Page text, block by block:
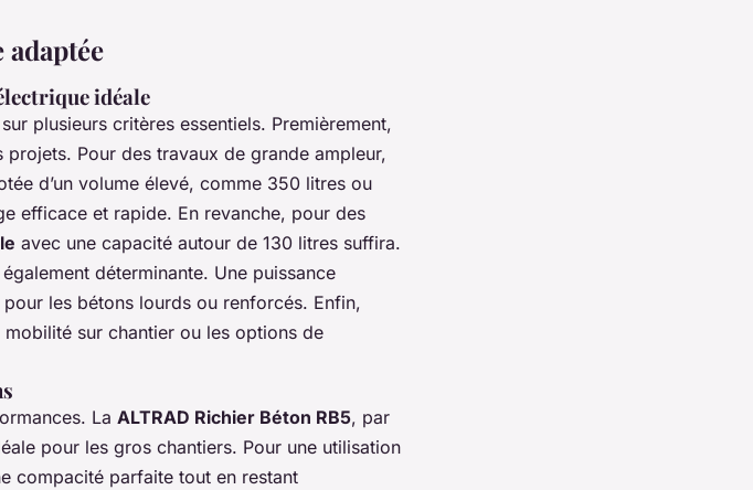
idéale
plusieurs critères essentiels. Premièrement,
Pour des travaux de grande ampleur,
d’un volume élevé, comme 350 litres ou
efficace et rapide. En revanche, pour des
avec une capacité autour de 130 litres suffira.
déterminante. Une puissance
les bétons lourds ou renforcés. Enfin,
sur chantier ou les options de
La ALTRAD Richier Béton RB5, par
pour les gros chantiers. Pour une utilisation
compacité parfaite tout en restant